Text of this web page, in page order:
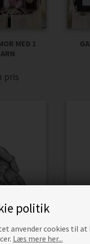
politik
anvender cookies til
Læs mere her...
MED 1
pris